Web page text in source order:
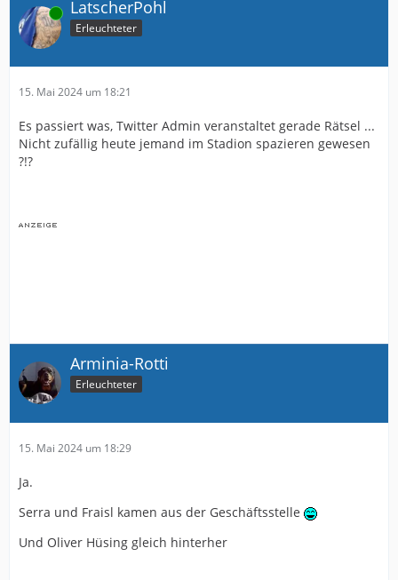
Online LatscherPohl
Erleuchteter
15. Mai 2024 um 18:21
Es passiert was, Twitter Admin veranstaltet gerade Rätsel ...
Nicht zufällig heute jemand im Stadion spazieren gewesen
?!?
Arminia-Rotti
Erleuchteter
15. Mai 2024 um 18:29
Ja.
Serra und Fraisl kamen aus der Geschäftsstelle
Und Oliver Hüsing gleich hinterher